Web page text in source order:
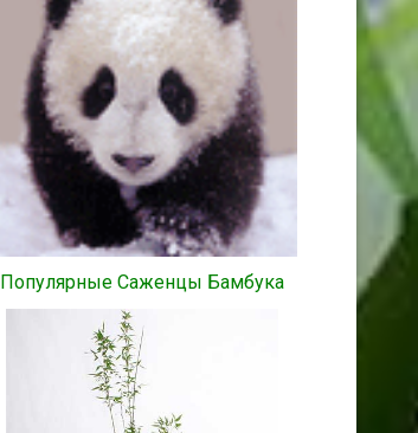
Популярные Саженцы Бамбука